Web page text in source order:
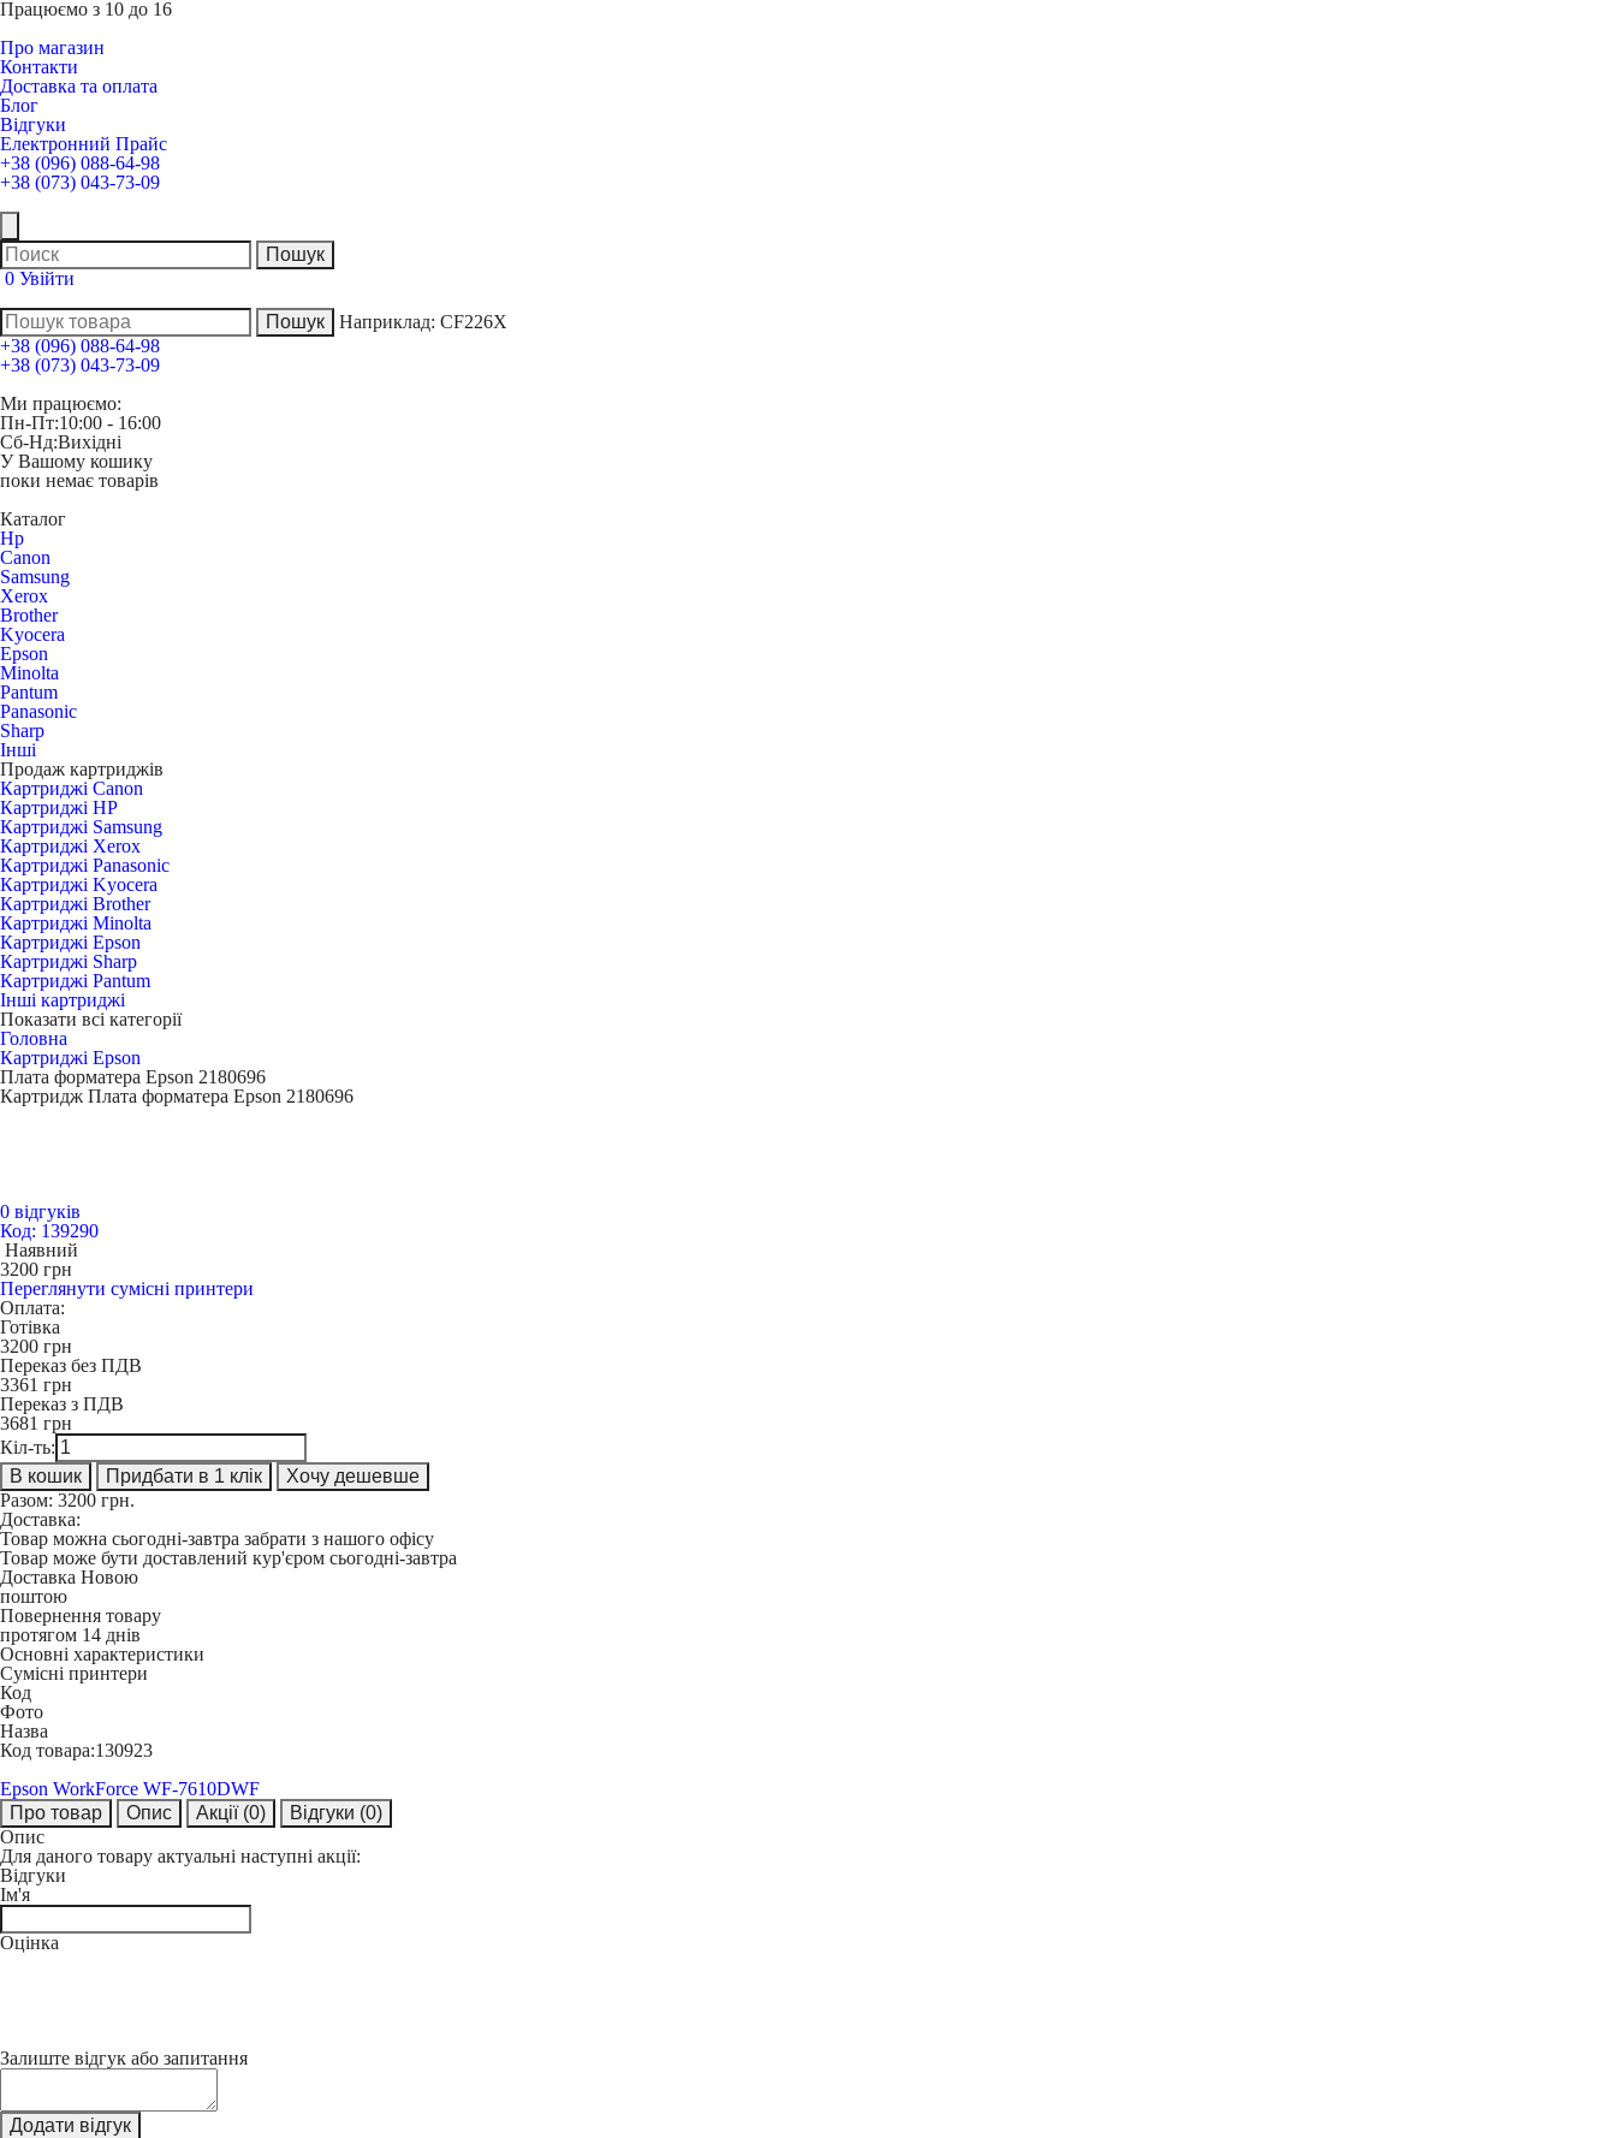
Працюємо з 10 до 16
Про магазин
Контакти
Доставка та оплата
Блог
Відгуки
Електронний Прайс
+38 (096) 088-64-98
+38 (073) 043-73-09
0 Увійти
Наприклад: CF226X
+38 (096) 088-64-98
+38 (073) 043-73-09
Ми працюємо:
Пн-Пт:10:00 - 16:00
Сб-Нд:Вихідні
У Вашому кошику
поки немає товарів
Каталог
Hp
Canon
Samsung
Xerox
Brother
Kyocera
Epson
Minolta
Pantum
Panasonic
Sharp
Інші
Продаж картриджів
Картриджі Canon
Картриджі HP
Картриджі Samsung
Картриджі Xerox
Картриджі Panasonic
Картриджі Kyocera
Картриджі Brother
Картриджі Minolta
Картриджі Epson
Картриджі Sharp
Картриджі Pantum
Інші картриджі
Показати всі категорії
Головна
Картриджі Epson
Плата форматера Epson 2180696
Картридж Плата форматера Epson 2180696
0 відгуків
Код: 139290
Наявний
3200 грн
Переглянути сумісні принтери
Оплата:
Готівка
3200 грн
Переказ без ПДВ
3361 грн
Переказ з ПДВ
3681 грн
Кіл-ть:
В кошик
Придбати в 1 клік
Хочу дешевше
Разом: 3200 грн.
Доставка:
Товар можна сьогодні-завтра забрати з нашого офісу
Товар може бути доставлений кур'єром сьогодні-завтра
Доставка Новою
поштою
Повернення товару
протягом 14 днів
Основні характеристики
Сумісні принтери
Код
Фото
Назва
Код товара:130923
Epson WorkForce WF-7610DWF
Про товар
Опис Акції (0) Відгуки (0)
Опис
Для даного товару актуальні наступні акції:
Відгуки
Ім'я
Оцінка
Залиште відгук або запитання
Додати відгук